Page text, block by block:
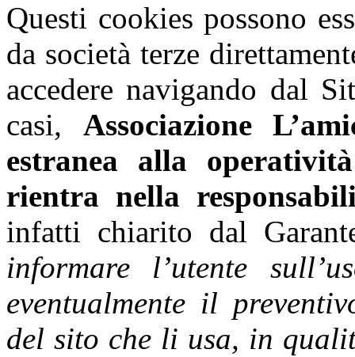
Questi cookies possono
da società terze
accedere navigando dal
casi, Associazione
estranea alla
rientra nella
infatti chiarito dal
informare l’utente
eventualmente il
del sito che li usa, in